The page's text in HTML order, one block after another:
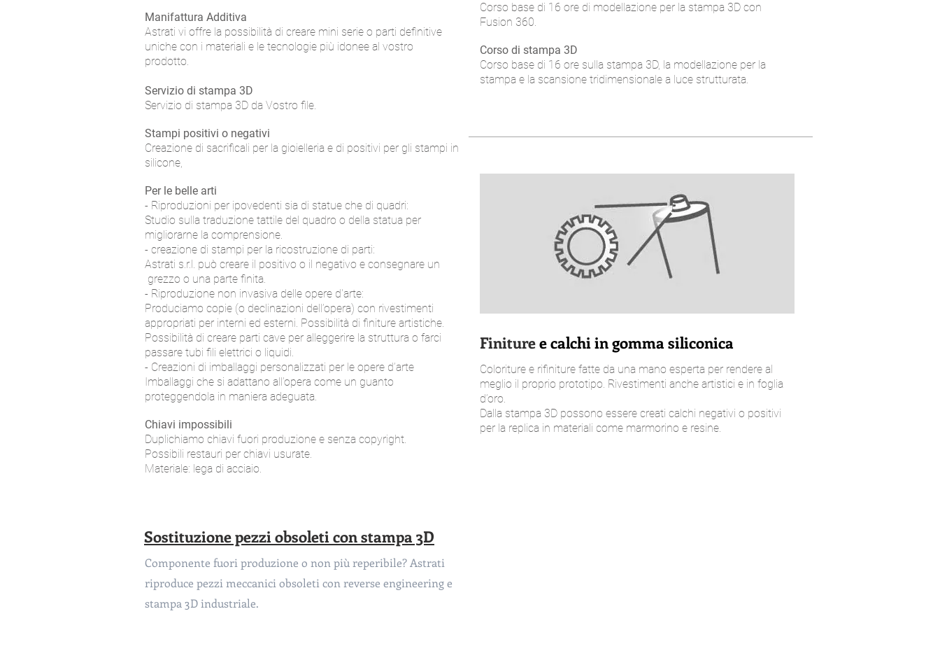
Manifattura Additiva
Astrati vi offre la possibilità di creare mini serie o parti definitive
uniche con i materiali e le tecnologie più idonee al vostro
prodotto.
Servizio di stampa 3D
Servizio di stampa 3D da Vostro file.
Stampi positivi o negativi
Creazione di sacrificali per la gioielleria e di positivi per gli stampi in
silicone,
Per le belle arti
- Riproduzioni per ipovedenti sia di statue che di quadri:
Studio sulla traduzione tattile del quadro o della statua per
migliorarne la comprensione.
- creazione di stampi per la ricostruzione di parti:
Astrati s.r.l. può creare il positivo o il negativo e consegnare un
grezzo o una parte finita.
- Riproduzione non invasiva delle opere d'arte:
Produciamo copie (o declinazioni dell’opera) con rivestimenti
appropriati per interni ed esterni. Possibilità di finiture artistiche.
Possibilità di creare parti cave per alleggerire la struttura o farci
passare tubi fili elettrici o liquidi.
- Creazioni di imballaggi personalizzati per le opere d’arte
Imballaggi che si adattano all’opera come un guanto
proteggendola in maniera adeguata.
Chiavi impossibili
Duplichiamo chiavi fuori produzione e senza copyright.
Possibili restauri per chiavi usurate.
Materiale: lega di acciaio.
Corso base di 16 ore di modellazione per la stampa 3D con
Fusion 360.
Corso di stampa 3D
Corso base di 16 ore sulla stampa 3D, la modellazione per la
stampa e la scansione tridimensionale a luce strutturata.
Finituree calchi in gomma siliconica
Coloriture e rifiniture fatte da una mano esperta per rendere al
meglio il proprio prototipo. Rivestimenti anche artistici e in foglia
d’oro.
Dalla stampa 3D possono essere creati calchi negativi o positivi
per la replica in materiali come marmorino e resine.
Sostituzione pezzi obsoleti con stampa 3D
Componente fuori produzione o non più reperibile? Astrati
riproduce pezzi meccanici obsoleti con reverse engineering e
stampa 3D industriale.